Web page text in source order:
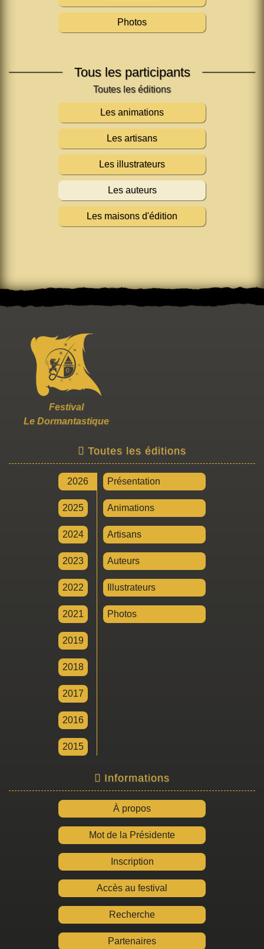
Photos
Tous les participants
Les animations
Les artisans
Les illustrateurs
Les auteurs
Les maisons d'édition
Festival
Le Dormantastique
Toutes les éditions
2026
2025
2024
2023
2022
2021
2019
2018
2017
2016
2015
Présentation
Animations
Artisans
Auteurs
Illustrateurs
Photos
Informations
À propos
Mot de la Présidente
Inscription
Accès au festival
Recherche
Partenaires